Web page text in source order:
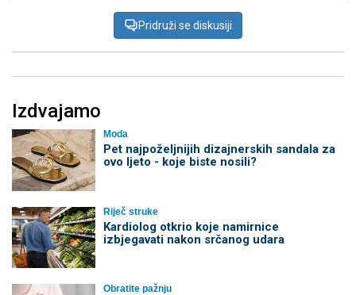
Pridruži se diskusiji
Izdvajamo
Moda
Pet najpoželjnijih dizajnerskih sandala za
ovo ljeto - koje biste nosili?
Riječ struke
Kardiolog otkrio koje namirnice
izbjegavati nakon srčanog udara
Obratite pažnju